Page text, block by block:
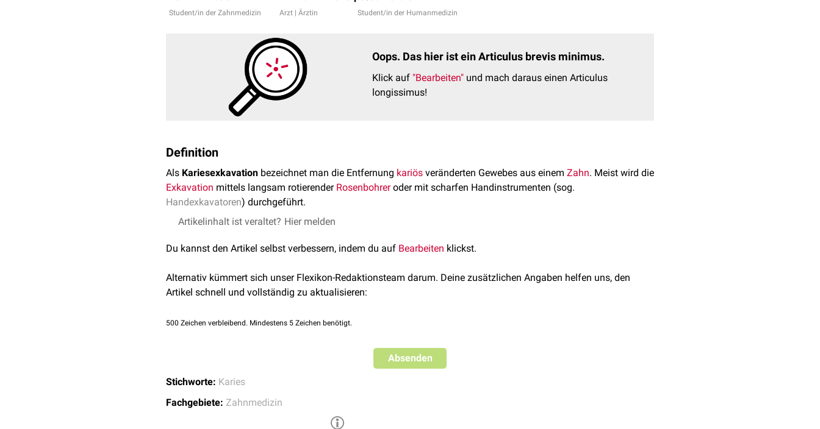
Student/in der Zahnmedizin Arzt | Ärztin Student/in der Humanmedizin
Oops. Das hier ist ein Articulus brevis minimus.
Klick auf "Bearbeiten" und mach daraus einen Articulus
longissimus!
Definition
Als Kariesexkavation bezeichnet man die Entfernung kariös veränderten Gewebes aus einem Zahn. Meist wird die
Exkavation mittels langsam rotierender Rosenbohreroder mit scharfen Handinstrumenten (sog.
Handexkavatoren) durchgeführt.
Artikelinhalt ist veraltet? Hier melden
Du kannst den Artikel selbst verbessern, indem du auf Bearbeiten klickst.
Alternativ kümmert sich unser Flexikon-Redaktionsteam darum. Deine zusätzlichen Angaben helfen uns, den
Artikel schnell und vollständig zu aktualisieren:
500 Zeichen verbleibend. Mindestens 5 Zeichen benötigt.
Absenden
Stichworte: Karies
Fachgebiete: Zahnmedizin